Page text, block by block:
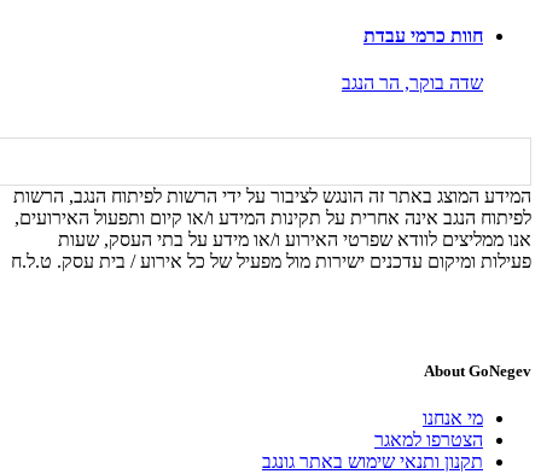
חוות כרמי עבדת
שדה בוקר, הר הנגב
המידע המוצג באתר זה הונגש לציבור על ידי הרשות לפיתוח הנגב, הרשות
לפיתוח הנגב אינה אחרית על תקינות המידע ו/או קיום ותפעול האירועים,
אנו ממליצים לוודא שפרטי האירוע ו/או מידע על בתי העסק, שעות
פעילות ומיקום עדכנים ישירות מול מפעיל של כל אירוע / בית עסק. ט.ל.ח
About GoNegev
מי אנחנו
הצטרפו למאגר
תקנון ותנאי שימוש באתר גונגב